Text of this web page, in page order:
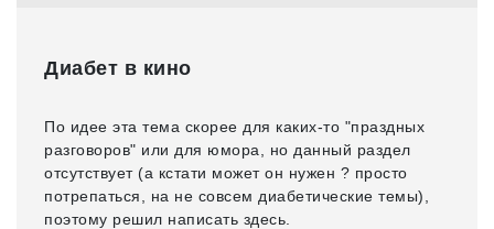
Диабет в кино
По идее эта тема скорее для каких-то "праздных
разговоров" или для юмора, но данный раздел
отсутствует (а кстати может он нужен ? просто
потрепаться, на не совсем диабетические темы),
поэтому решил написать здесь.